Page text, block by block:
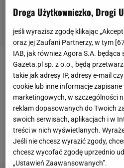
Iga Świątek była wyraźną
poniedziałkowym starciu,
pamięci niektóremeczePolki
miesięcy, gdzie te niżej
potrafiły jej sprawiać
się bez nerwów.
Droga Użytkowniczko, Drogi
jeśli wyrazisz zgodę klikając
oraz jej Zaufani Partnerzy, w tym [
IAB, jak również Agora S.A. będąca
Gazeta.pl sp. z o.o., będą
takie jak adresy IP, adresy e-mail
cookie lub inne informacje
marketingowych, w szczególności
reklam dopasowanych do Twoich
swoich serwisach, aplikacjach i w
treści w nich wyświetlanych.
Jeśli nie chcesz wyrazić zgody,
chcesz wycofać zgodę uprzednio
„Ustawień Zaawansowanych”.